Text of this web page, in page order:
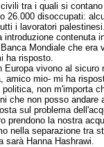
tra i quali si
26.000 disoccupati:
i lavoratori palestinesi.
introduzione contenuta
Mondiale che era
ha risposto.
Europa vivono al
amico mio- mi ha
politica, non m'importa
che non posso
sul problema
prendono la nostra
nella separazione tra
sarà Hanna Hashrawi.